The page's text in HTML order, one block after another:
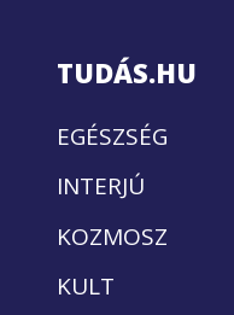
TUDÁS.HU
EGÉSZSÉG
INTERJÚ
KOZMOSZ
KULT